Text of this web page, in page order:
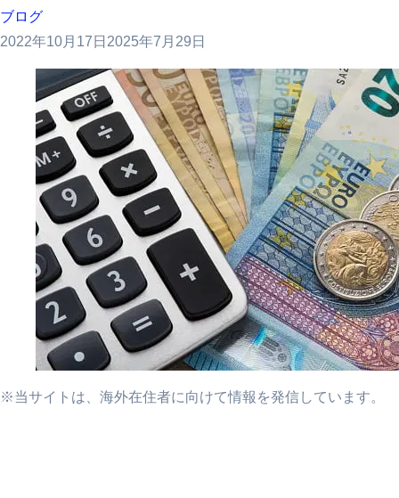
ブログ
2022年10月17日 2025年7月29日
※当サイトは、海外在住者に向けて情報を発信しています。